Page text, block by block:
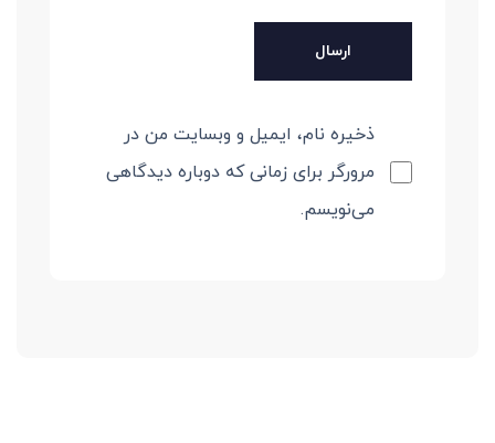
ذخیره نام، ایمیل و وبسایت من در
مرورگر برای زمانی که دوباره دیدگاهی
می‌نویسم.